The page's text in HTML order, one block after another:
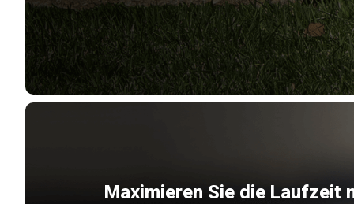
Maximieren Sie die Laufzeit